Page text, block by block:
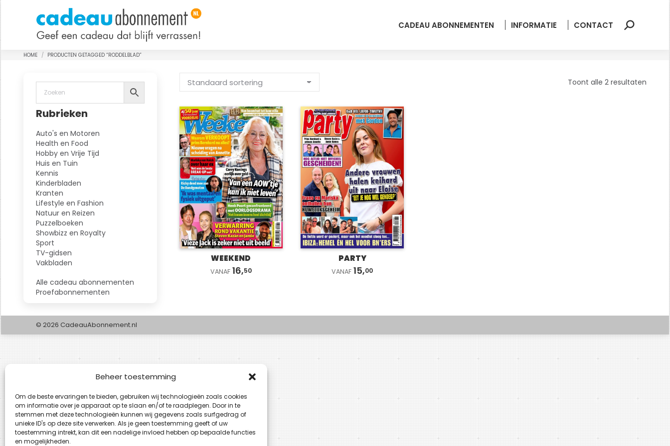
Beheer toestemming
Om de beste ervaringen te bieden, gebruiken wij technologieën zoals cookies
om informatie over je apparaat op te slaan en/of te raadplegen. Door in te
stemmen met deze technologieën kunnen wij gegevens zoals surfgedrag of
unieke ID's op deze site verwerken. Als je geen toestemming geeft of uw
toestemming intrekt, kan dit een nadelige invloed hebben op bepaalde functies
en mogelijkheden.
CADEAU ABONNEMENTEN INFORMATIE CONTACT Zoeken:
Je bent hier:
HOME PRODUCTEN GETAGGED “RODDELBLAD”
Toont alle 2 resultaten
WEEKEND
VANAF 16,50
PARTY
VANAF 15,00
Rubrieken
Auto's en Motoren
Health en Food
Hobby en Vrije Tijd
Huis en Tuin
Kennis
Kinderbladen
Kranten
Lifestyle en Fashion
Natuur en Reizen
Puzzelboeken
Showbizz en Royalty
Sport
TV-gidsen
Vakbladen
Alle cadeau abonnementen
Proefabonnementen
© 2026 CadeauAbonnement.nl